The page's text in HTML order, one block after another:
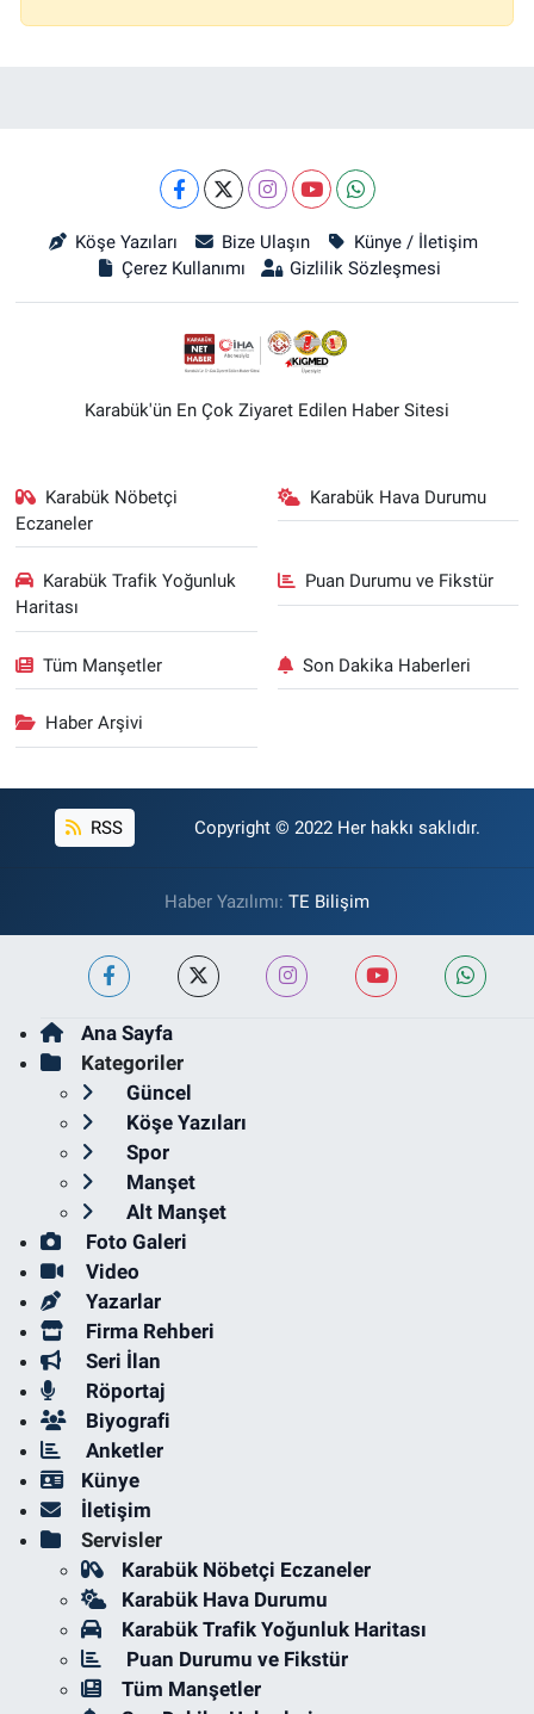
Köşe Yazıları Bize Ulaşın
Künye / İletişim
Çerez Kullanımı
Gizlilik Sözleşmesi
Karabük'ün En Çok Ziyaret Edilen Haber Sitesi
Karabük Nöbetçi
Eczaneler
Karabük Hava Durumu
Karabük Trafik Yoğunluk
Haritası
Puan Durumu ve Fikstür
Tüm Manşetler Son Dakika Haberleri
Haber Arşivi
RSS Copyright © 2022 Her hakkı saklıdır.
Haber Yazılımı: TE Bilişim
Ana Sayfa
Kategoriler
Güncel
Köşe Yazıları
Spor
Manşet
Alt Manşet
Foto Galeri
Video
Yazarlar
Firma Rehberi
Seri İlan
Röportaj
Biyografi
Anketler
Künye
İletişim
Servisler
Karabük Nöbetçi Eczaneler
Karabük Hava Durumu
Karabük Trafik Yoğunluk Haritası
Puan Durumu ve Fikstür
Tüm Manşetler